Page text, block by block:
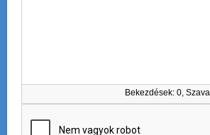
Bekezdések: 0,